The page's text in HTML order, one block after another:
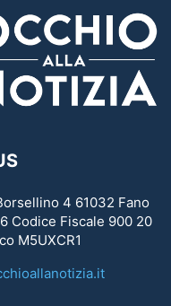
4 61032 Fano
Codice Fiscale 900 20
M5UXCR1